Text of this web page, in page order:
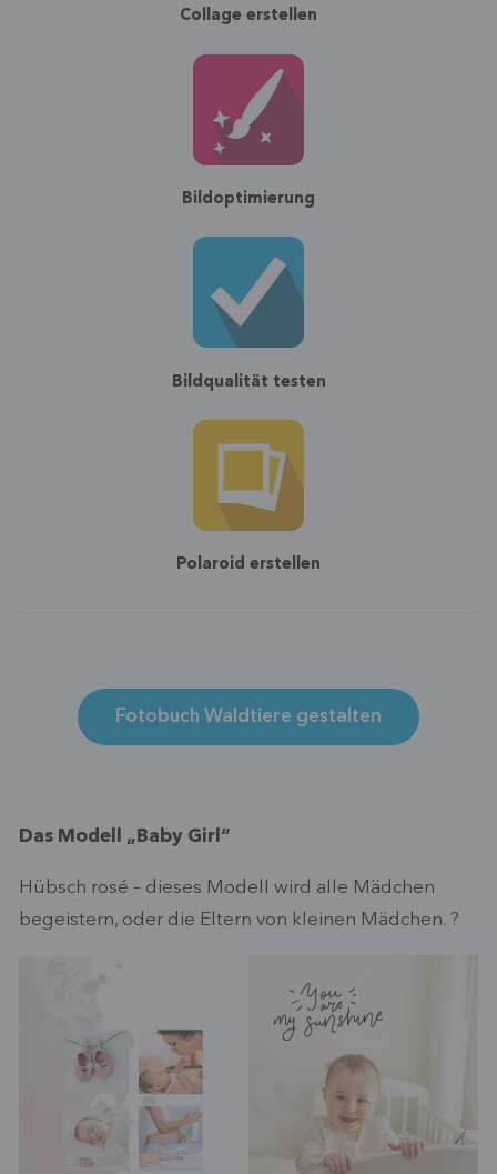
Collage erstellen
Bildoptimierung
Bildqualität testen
Polaroid erstellen
Fotobuch Waldtiere gestalten
Das Modell „Baby Girl“
Hübsch rosé – dieses Modell wird alle Mädchen
begeistern, oder die Eltern von kleinen Mädchen. ?